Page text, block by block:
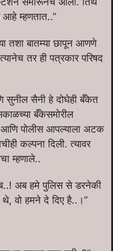
म्हणतात..”
तशा बातम्या छापून आणणे
तर ही पत्रकार परिषद
सुनील सैनी हे दोघेही बँकेत
बँकेसमोरील
आणि पोलीस आपल्याला अटक
कल्पना दिली. त्यावर
म्हणाले..
अब हमे पुलिस से डरनेकी
वो हमने दे दिए है..।”